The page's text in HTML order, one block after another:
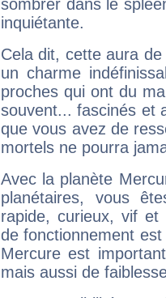
sombrer dans le
inquiétante.
Cela dit, cette aura
un charme
proches qui ont du
souvent... fascinés et
que vous avez de
mortels ne pourra
Avec la planète
planétaires, vous
rapide, curieux, vif et
de fonctionnement
Mercure est
mais aussi de